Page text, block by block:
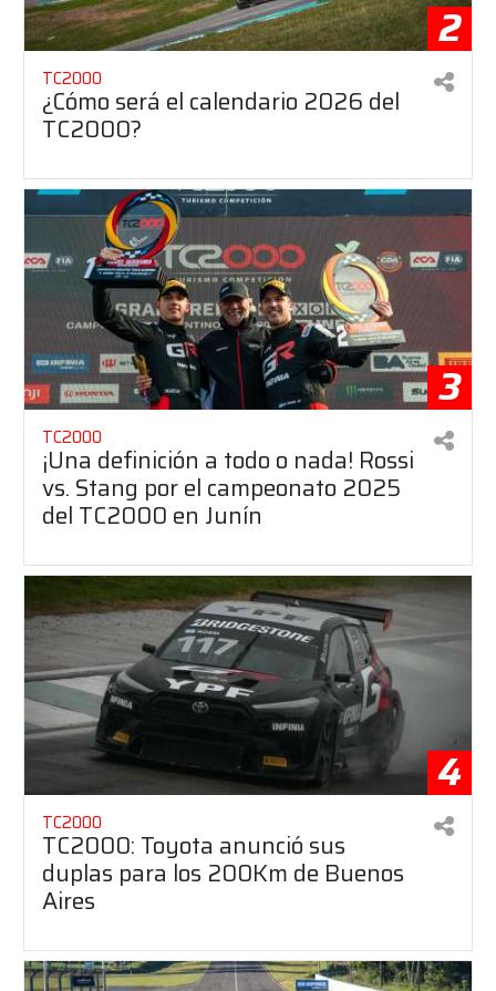
2
TC2000
¿Cómo será el calendario 2026 del
TC2000?
3
TC2000
¡Una definición a todo o nada! Rossi
vs. Stang por el campeonato 2025
del TC2000 en Junín
4
TC2000
TC2000: Toyota anunció sus
duplas para los 200Km de Buenos
Aires